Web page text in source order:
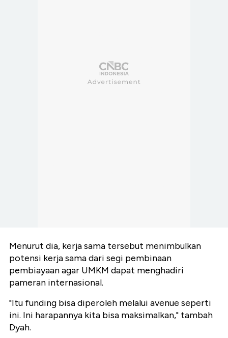
Menurut dia, kerja sama tersebut menimbulkan
potensi kerja sama dari segi pembinaan
pembiayaan agar UMKM dapat menghadiri
pameran internasional.
"Itu funding bisa diperoleh melalui avenue seperti
ini. Ini harapannya kita bisa maksimalkan," tambah
Dyah.